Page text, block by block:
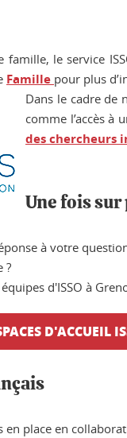
famille, le service
Famille pour plus
Dans le cadre de
comme l’accès à
des chercheurs
Une fois sur
à votre
?
d'ISSO à
D'ACCUEIL
en place en